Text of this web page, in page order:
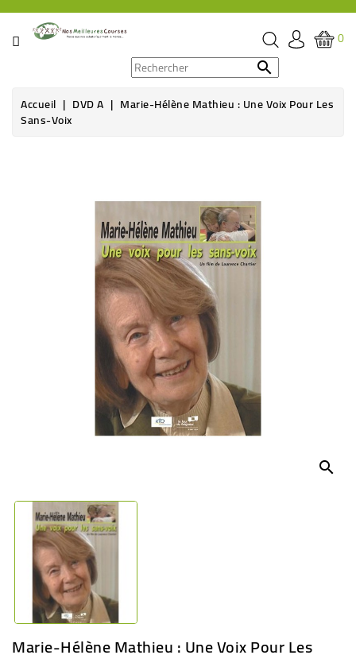
CATÉGORIE
ÉPICERIE
0

Accueil DVD A Marie-Hélène Mathieu : Une Voix Pour Les
Sans-Voix
search
Marie-Hélène Mathieu : Une Voix Pour Les